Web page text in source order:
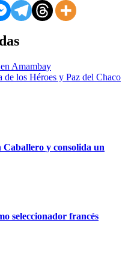
Amambay
los Héroes y Paz del Chaco
y consolida un
seleccionador francés